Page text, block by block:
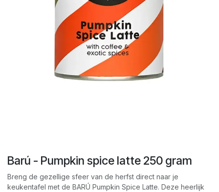
Barú - Pumpkin spice latte 250 gram
Breng de gezellige sfeer van de herfst direct naar je
keukentafel met de BARÚ Pumpkin Spice Latte. Deze heerlijk